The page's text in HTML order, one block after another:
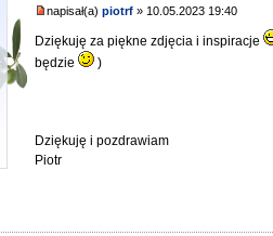
napisał(a)piotrf » 10.05.2023 19:40
Dziękuję za piękne zdjęcia i inspiracje
będzie
)
Dziękuję i pozdrawiam
Piotr